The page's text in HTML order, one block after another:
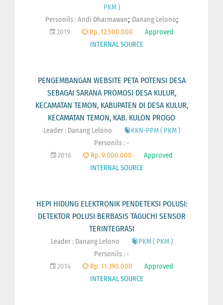
PKM )
Personils :Andi Dharmawan; Danang Lelono;
2019 Rp. 12.500.000
Approved
INTERNAL SOURCE
PENGEMBANGAN WEBSITE PETA POTENSI DESA
SEBAGAI SARANA PROMOSI DESA KULUR,
KECAMATAN TEMON, KABUPATEN DI DESA KULUR,
KECAMATAN TEMON, KAB. KULON PROGO
Leader : Danang Lelono
KKN-PPM ( PKM )
Personils : -
2016
Rp. 9.000.000
Approved
INTERNAL SOURCE
HEPI HIDUNG ELEKTRONIK PENDETEKSI POLUSI:
DETEKTOR POLUSI BERBASIS TAGUCHI SENSOR
TERINTEGRASI
Leader : Danang Lelono
PKM ( PKM )
Personils : -
2014
Rp. 11.390.000
Approved
INTERNAL SOURCE